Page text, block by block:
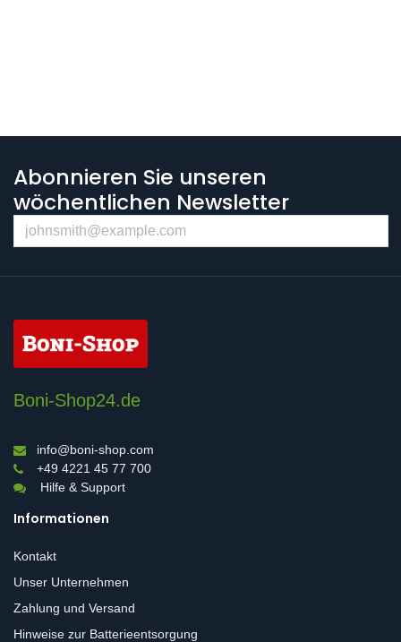
Abonnieren Sie unseren
wöchentlichen Newsletter
Boni-Shop24.de
info@boni-shop.com
+49 4221 45 77 700
Hilfe & Support
Informationen
Kontakt
Unser Unternehmen
Zahlung und Versand
Hinweise zur Batterieentsorgung